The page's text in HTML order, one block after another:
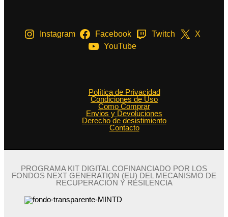
Instagram Facebook Twitch
X
YouTube
Política de Privacidad
Condiciones de Uso
Como Comprar
Envios y Devoluciones
Derecho de desistimiento
Contacto
PROGRAMA KIT DIGITAL COFINANCIADO POR LOS
FONDOS NEXT GENERATION (EU) DEL MECANISMO DE
RECUPERACIÓN Y RESILENCIA